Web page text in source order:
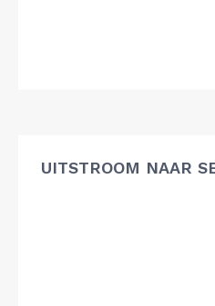
UITSTROOM NAAR